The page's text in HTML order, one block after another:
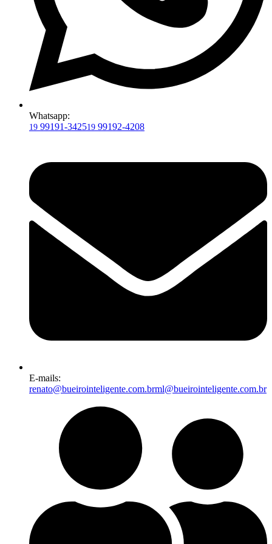
Whatsapp:
19 99191-342519 99192-4208
E-mails:
renato@bueirointeligente.com.brml@bueirointeligente.com.br